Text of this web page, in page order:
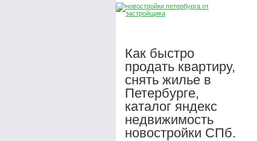
Как быстро
продать квартиру,
снять жилье в
Петербурге,
каталог яндекс
недвижимость
новостройки СПб.